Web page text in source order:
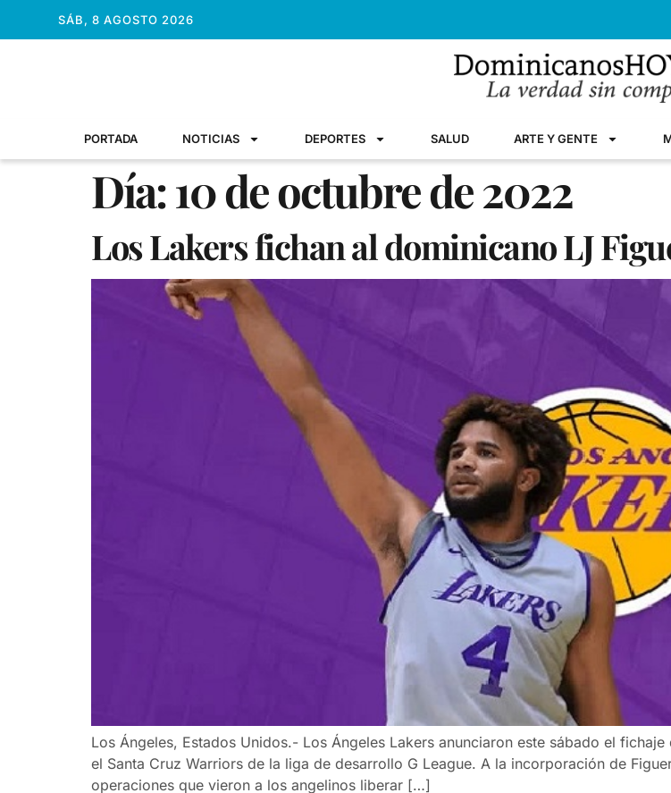
SÁB, 8 AGOSTO 2026
PORTADA NOTICIAS DEPORTES SALUD ARTE Y GENTE
Día:10 de octubre de 2022
Los Lakers fichan al dominicano LJ
Los Ángeles, Estados Unidos.- Los Ángeles Lakers anunciaron este sábado el
el Santa Cruz Warriors de la liga de desarrollo G League. A la incorporación de
operaciones que vieron a los angelinos liberar […]